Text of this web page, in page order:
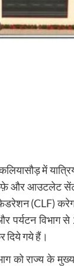
में
और आउटलेट
(CLF)
पर्यटन
दिये गये हैं।
को राज्य के